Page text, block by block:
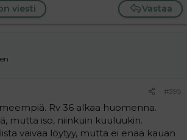
Vastaa
viesti
#395
Rv 36 alkaa huomenna.
mutta iso, niinkuin kuuluukin.
vaivaa löytyy, mutta ei enää kauan